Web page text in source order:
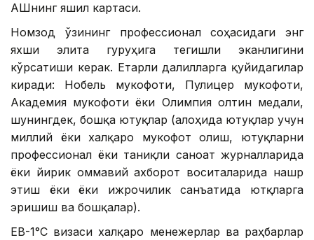
АҚШнинг яшил картаси.
Номзод ўзининг профессионал соҳасидаги энг
яхши элита гуруҳига тегишли эканлигини
кўрсатиши керак. Етарли далилларга қуйидагилар
киради: Нобель мукофоти, Пулицер мукофоти,
Академия мукофоти ёки Олимпия олтин медали,
шунингдек, бошқа ютуқлар (алоҳида ютуқлар учун
миллий ёки халқаро мукофот олиш, ютуқларни
профессионал ёки таниқли саноат журналларида
ёки йирик оммавий ахборот воситаларида нашр
этиш ёки ёки ижрочилик санъатида ютқларга
эришиш ва бошқалар).
ЕВ-1°С визаси халқаро менежерлар ва раҳбарлар